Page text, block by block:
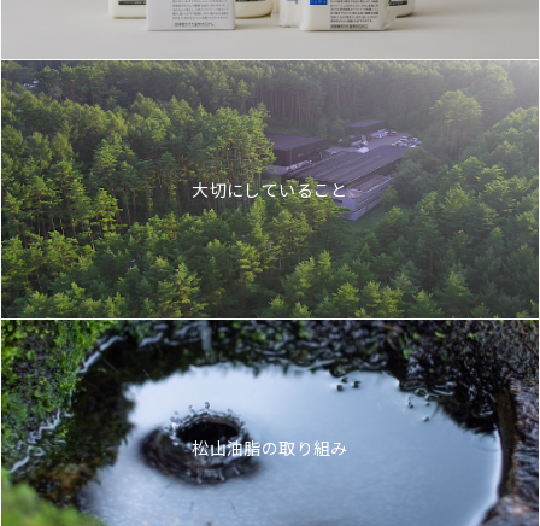
大切にしていること
松山油脂の取り組み